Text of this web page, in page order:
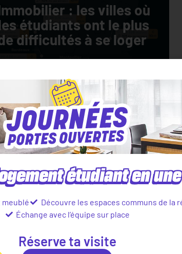
: les villes où
étudiants ont le plus
difficultés à se loger
étudiant en
Découvre les espaces communs de la
Échange avec l’équipe sur place
Réserve ta visite